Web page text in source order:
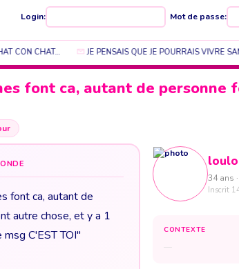
Login: Mot de passe:
CON CHAT… JE PENSAIS QUE JE POURRAIS VIVRE
font ca, autant de personne
font ca, autant de
autre chose, et y a 1
msg C'EST TOI"
34 ans
Inscrit
CONTEXTE
—